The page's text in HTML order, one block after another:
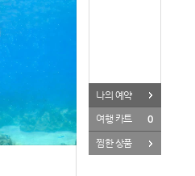
나의 예약
여행 카트 0
찜한 상품